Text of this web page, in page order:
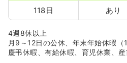
118日 あり
4週8休以上
月9～12日の公休、年末年始休暇（
慶弔休暇、有給休暇、育児休業、